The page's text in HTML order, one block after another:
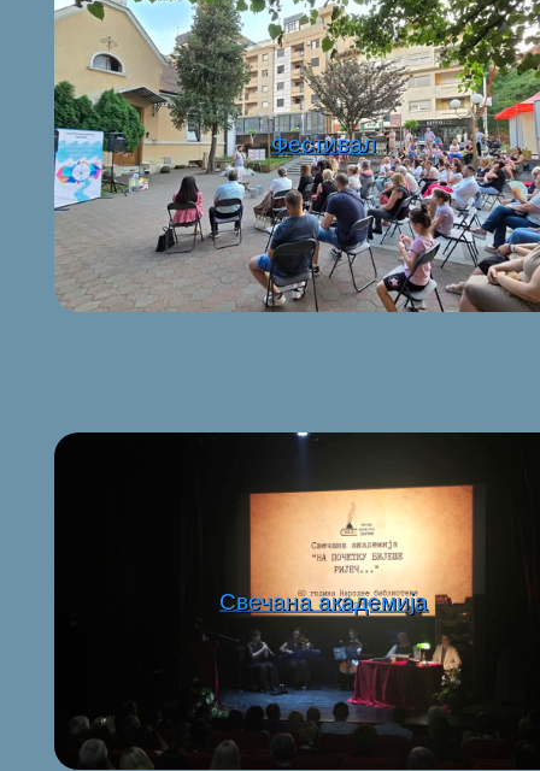
Фестивал
Свечана академија